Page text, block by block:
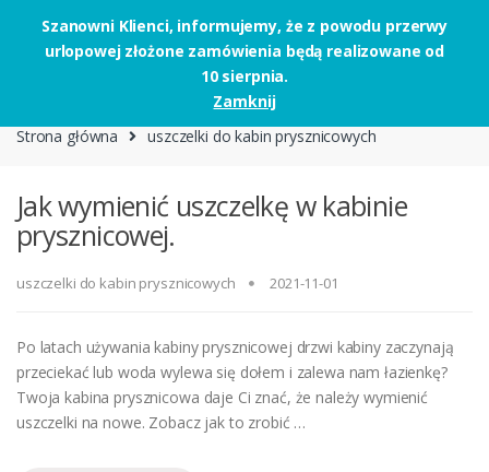
Skip to navigation
Skip to content
Strona główna uszczelki do kabin prysznicowych
Jak wymienić uszczelkę w kabinie
prysznicowej.
uszczelki do kabin prysznicowych 2021-11-01
Po latach używania kabiny prysznicowej drzwi kabiny zaczynają
przeciekać lub woda wylewa się dołem i zalewa nam łazienkę?
Twoja kabina prysznicowa daje Ci znać, że należy wymienić
uszczelki na nowe. Zobacz jak to zrobić …
Szanowni Klienci, informujemy, że z powodu przerwy
urlopowej złożone zamówienia będą realizowane od
10 sierpnia.
Zamknij